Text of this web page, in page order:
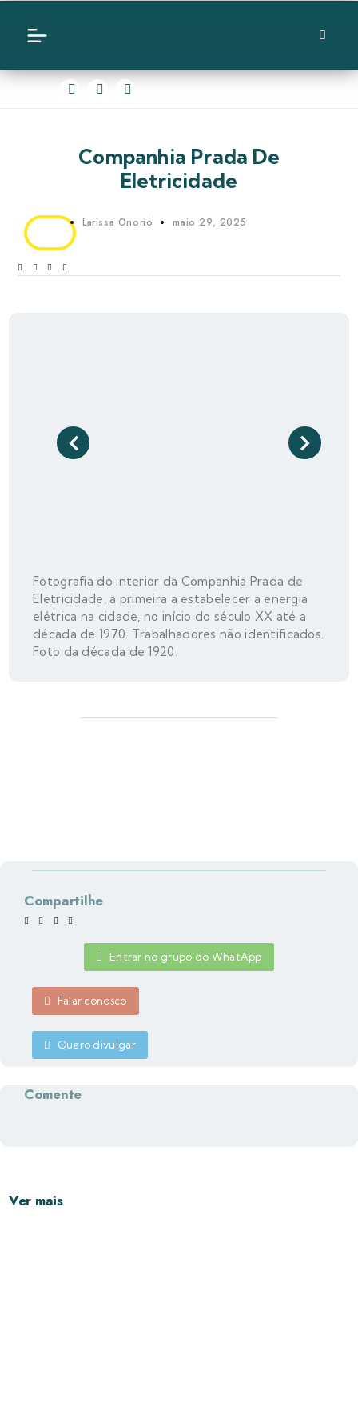
Companhia Prada De
Eletricidade
Larissa Onorio maio 29, 2025
Fotografia do interior da Companhia Prada de
Eletricidade, a primeira a estabelecer a energia
elétrica na cidade, no início do século XX até a
década de 1970. Trabalhadores não identificados.
Foto da década de 1920.
Compartilhe
Entrar no grupo do WhatApp
Falar conosco
Quero divulgar
Comente
Ver mais